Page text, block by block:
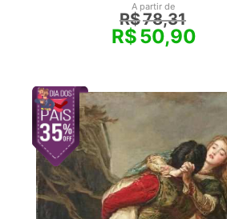
A partir de
R$78,31
R$50,90